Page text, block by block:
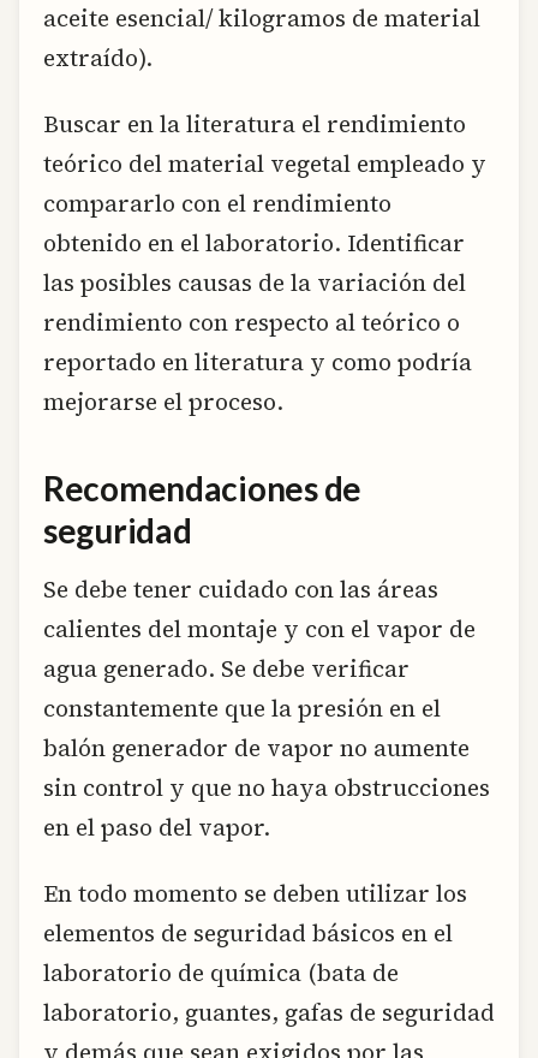
aceite esencial/ kilogramos de material
extraído).
Buscar en la literatura el rendimiento
teórico del material vegetal empleado y
compararlo con el rendimiento
obtenido en el laboratorio. Identificar
las posibles causas de la variación del
rendimiento con respecto al teórico o
reportado en literatura y como podría
mejorarse el proceso.
Recomendaciones de
seguridad
Se debe tener cuidado con las áreas
calientes del montaje y con el vapor de
agua generado. Se debe verificar
constantemente que la presión en el
balón generador de vapor no aumente
sin control y que no haya obstrucciones
en el paso del vapor.
En todo momento se deben utilizar los
elementos de seguridad básicos en el
laboratorio de química (bata de
laboratorio, guantes, gafas de seguridad